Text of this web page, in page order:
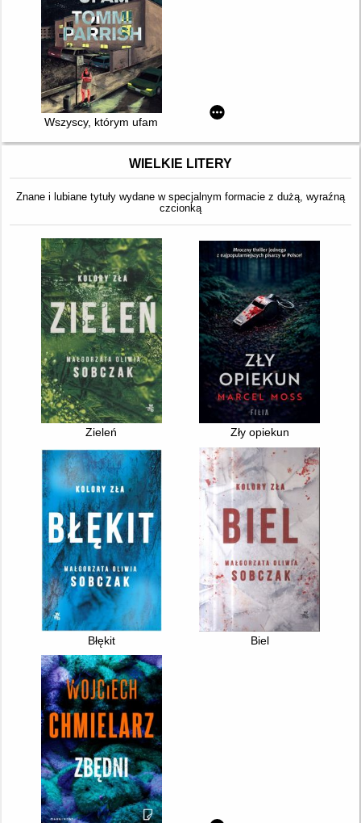
Wszyscy, którym ufam
WIELKIE LITERY
Znane i lubiane tytuły wydane w specjalnym formacie z dużą, wyraźną
czcionką
Zieleń Zły opiekun
Błękit Biel